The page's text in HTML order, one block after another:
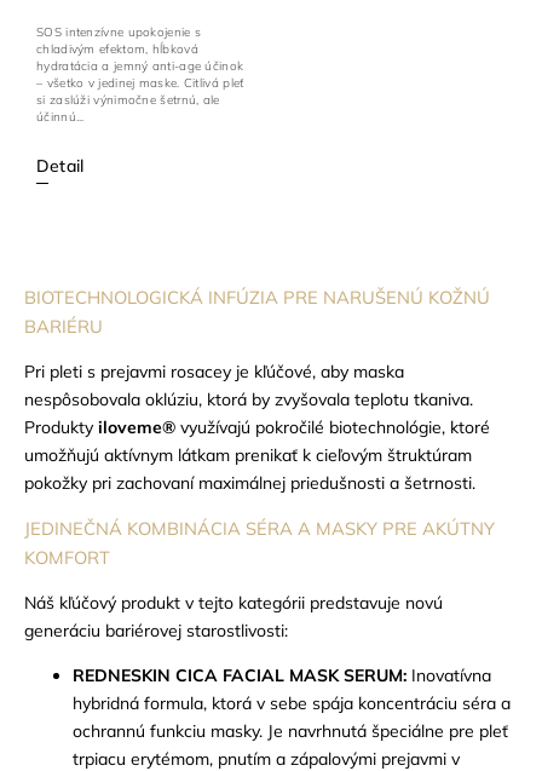
Detail
SOS intenzívne upokojenie s
chladivým efektom, hĺbková
hydratácia a jemný anti-age účinok
– všetko v jedinej maske. Citlivá pleť
si zaslúži výnimočne šetrnú, ale
účinnú...
BIOTECHNOLOGICKÁ INFÚZIA PRE NARUŠENÚ KOŽNÚ
BARIÉRU
Pri pleti s prejavmi rosacey je kľúčové, aby maska
nespôsobovala oklúziu, ktorá by zvyšovala teplotu tkaniva.
Produkty iloveme® využívajú pokročilé biotechnológie, ktoré
umožňujú aktívnym látkam prenikať k cieľovým štruktúram
pokožky pri zachovaní maximálnej priedušnosti a šetrnosti.
JEDINEČNÁ KOMBINÁCIA SÉRA A MASKY PRE AKÚTNY
KOMFORT
Náš kľúčový produkt v tejto kategórii predstavuje novú
generáciu bariérovej starostlivosti:
REDNESKIN CICA FACIAL MASK SERUM: Inovatívna
hybridná formula, ktorá v sebe spája koncentráciu séra a
ochrannú funkciu masky. Je navrhnutá špeciálne pre pleť
trpiacu erytémom, pnutím a zápalovými prejavmi v